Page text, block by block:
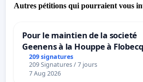
Autres pétitions qui pourraient vous
Pour le maintien de la societé
Geenens à la Houppe à Flobecq
209 signatures
209 Signatures / 7 jours
7 Aug 2026